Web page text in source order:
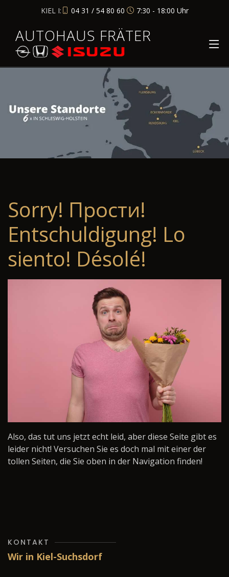
KIEL I: 04 31 / 54 80 60 7:30 - 18:00 Uhr
AUTOHAUS FRÄTER
Sorry! Прости!
Entschuldigung! Lo
siento! Désolé!
Also, das tut uns jetzt echt leid, aber diese Seite gibt es
leider nicht! Versuchen Sie es doch mal mit einer der
tollen Seiten, die Sie oben in der Navigation finden!
KONTAKT
Wir in Kiel-Suchsdorf